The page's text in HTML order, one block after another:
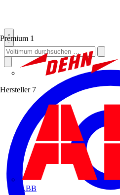
Premium 1
Hersteller 7
ABB